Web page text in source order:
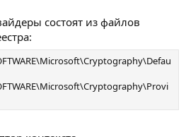
состоят из файлов